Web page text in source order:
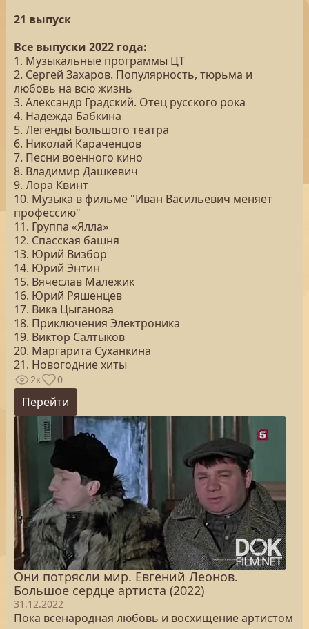
21 выпуск
Все выпуски 2022 года:
1. Музыкальные программы ЦТ
2. Сергей Захаров. Популярность, тюрьма и
любовь на всю жизнь
3. Александр Градский. Отец русского рока
4. Надежда Бабкина
5. Легенды Большого театра
6. Николай Караченцов
7. Песни военного кино
8. Владимир Дашкевич
9. Лора Квинт
10. Музыка в фильме "Иван Васильевич меняет
профессию"
11. Группа «Ялла»
12. Спасская башня
13. Юрий Визбор
14. Юрий Энтин
15. Вячеслав Малежик
16. Юрий Ряшенцев
17. Вика Цыганова
18. Приключения Электроника
19. Виктор Салтыков
20. Маргарита Суханкина
21. Новогодние хиты
2к 0
Перейти
Они потрясли мир. Евгений Леонов.
Большое сердце артиста (2022)
31.12.2022
Пока всенародная любовь и восхищение артистом